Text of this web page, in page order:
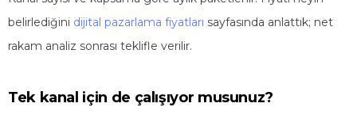
belirlediğini dijital pazarlama fiyatları sayfasında anlattık; net
rakam analiz sonrası teklifle verilir.
Tek kanal için de çalışıyor musunuz?